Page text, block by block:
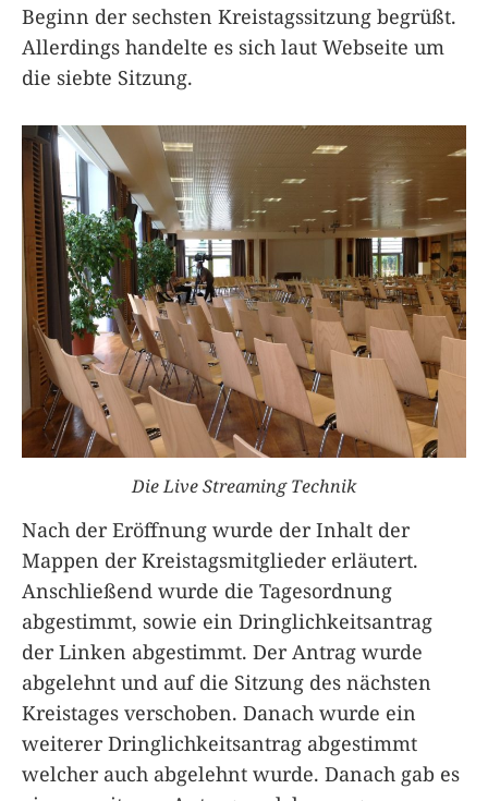
Beginn der sechsten Kreistagssitzung begrüßt.
Allerdings handelte es sich laut Webseite um
die siebte Sitzung.
Die Live Streaming Technik
Nach der Eröffnung wurde der Inhalt der
Mappen der Kreistagsmitglieder erläutert.
Anschließend wurde die Tagesordnung
abgestimmt, sowie ein Dringlichkeitsantrag
der Linken abgestimmt. Der Antrag wurde
abgelehnt und auf die Sitzung des nächsten
Kreistages verschoben. Danach wurde ein
weiterer Dringlichkeitsantrag abgestimmt
welcher auch abgelehnt wurde. Danach gab es